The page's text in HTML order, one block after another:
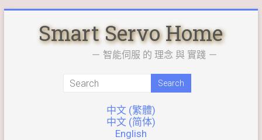
Smart Servo Home
－ 智能伺服 的 理念 與 實踐 －
中文 (繁體)
中文 (简体)
English